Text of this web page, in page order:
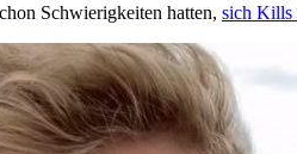
Schwierigkeiten hatten, sich Kills